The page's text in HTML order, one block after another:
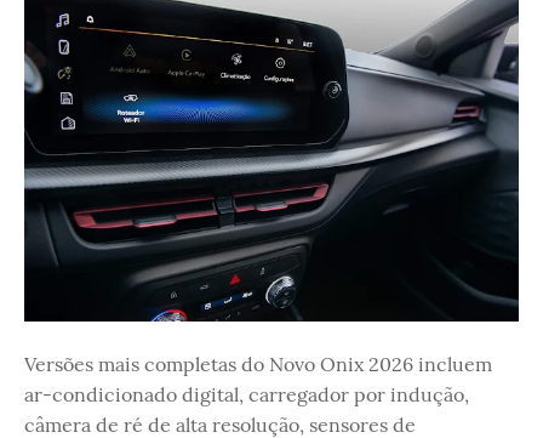
Versões mais completas do Novo Onix 2026 incluem
ar-condicionado digital, carregador por indução,
câmera de ré de alta resolução, sensores de